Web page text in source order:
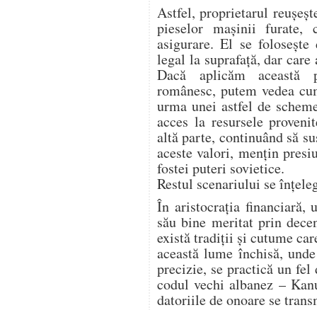
Astfel, proprietarul
pieselor mașinii
asigurare. El se
legal la suprafață, dar care
Dacă aplicăm această
românesc, putem vedea
urma unei astfel de
acces la resursele
altă parte, continuând să
aceste valori, mențin
fostei puteri sovietice.
Restul scenariului se
În aristocrația financiară,
său bine meritat prin
există tradiții și cutume
această lume închisă,
precizie, se practică un fel
codul vechi albanez –
datoriile de onoare se